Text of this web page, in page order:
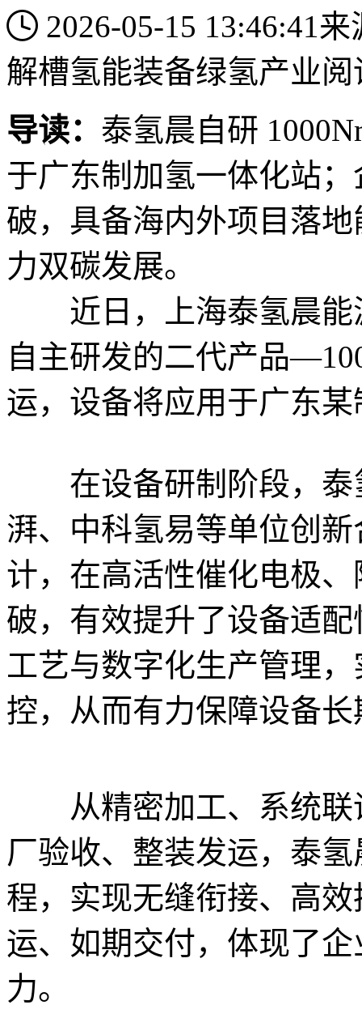
2026-05-15 13:46:41来
解槽氢能装备绿氢产业阅
导读： 泰氢晨自研
于广东制加氢一体化站
破，具备海内外项目落
力双碳发展。
近日，上海泰氢晨能
自主研发的二代产品
运，设备将应用于广东
在设备研制阶段，泰
湃、中科氢易等单位创
计，在高活性催化电极
破，有效提升了设备适
工艺与数字化生产管理
控，从而有力保障设备
从精密加工、系统联
厂验收、整装发运，泰
程，实现无缝衔接、高
运、如期交付，体现了
力。